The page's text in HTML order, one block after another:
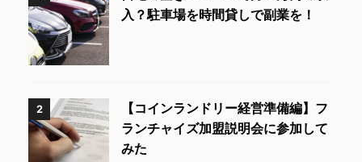
入？駐車場を時間貸しで副業を！
2
【コインランドリー経営準備編】フ
ランチャイズ加盟説明会に参加して
みた